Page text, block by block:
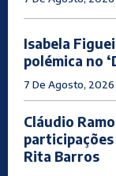
Isabela
polémica no
7 De Agosto, 2026
Cláudio
participações
Rita Barros